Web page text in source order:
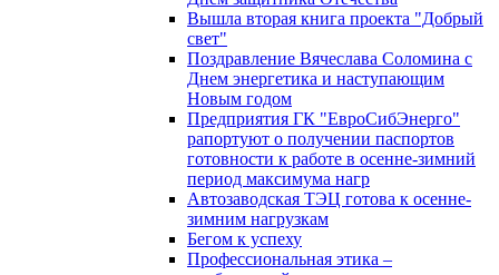
Вышла вторая книга проекта "Добрый
свет"
Поздравление Вячеслава Соломина с
Днем энергетика и наступающим
Новым годом
Предприятия ГК "ЕвроСибЭнерго"
рапортуют о получении паспортов
готовности к работе в осенне-зимний
период максимума нагр
Автозаводская ТЭЦ готова к осенне-
зимним нагрузкам
Бегом к успеху
Профессиональная этика –